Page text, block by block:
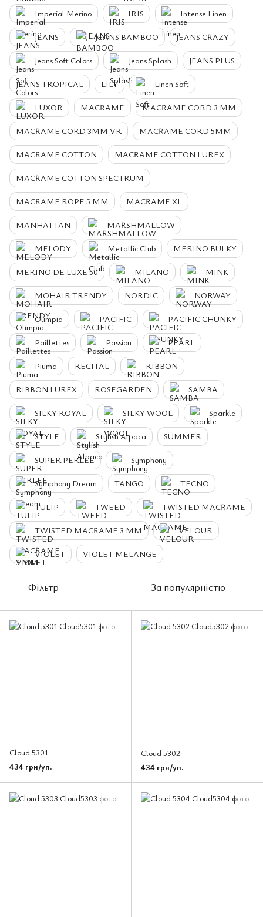
Imperial Merino IRIS Intense Linen
JEANS JEANS BAMBOO JEANS CRAZY
Jeans Soft Colors Jeans Splash JEANS PLUS
JEANS TROPICAL LILY Linen Soft
LUXOR MACRAME MACRAME CORD 3 MM
MACRAME CORD 3MM VR MACRAME CORD 5MM
MACRAME COTTON MACRAME COTTON LUREX
MACRAME COTTON SPECTRUM
MACRAME ROPE 5 MM MACRAME XL
MANHATTAN MARSHMALLOW
MELODY Metallic Club MERINO BULKY
MERINO DE LUXE 50 MILANO MINK
MOHAIR TRENDY NORDIC NORWAY
Olimpia PACIFIC PACIFIC CHUNKY
Paillettes Passion PEARL
Piuma RECITAL RIBBON
RIBBON LUREX ROSEGARDEN SAMBA
SILKY ROYAL SILKY WOOL Sparkle
STYLE Stylish Alpaca SUMMER
SUPER PERLEE Symphony
Symphony Dream TANGO TECNO
TULIP TWEED TWISTED MACRAME
TWISTED MACRAME 3 MM VELOUR
VIOLET VIOLET MELANGE
Фільтр За популярністю
Cloud 5301
434 грн/уп.
Cloud 5302
434 грн/уп.